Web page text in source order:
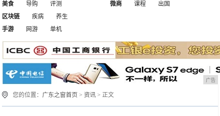
美食
导购 评测
微商
课程
出国
区块链
疾病
养生
手游
网游 单机
广告
您的位置： 广东之窗首页 >资讯 > 正文